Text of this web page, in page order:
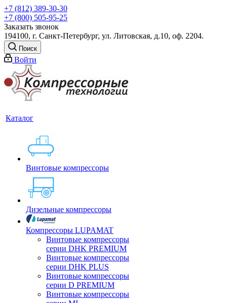
+7 (812) 389-30-30
+7 (800) 505-95-25
Заказать звонок
194100, г. Санкт-Петербург, ул. Литовская, д.10, оф. 2204.
Поиск
Войти
Каталог
Винтовые компрессоры
Дизельные компрессоры
Компрессоры LUPAMAT
Винтовые компрессоры
серии DHK PREMIUM
Винтовые компрессоры
серии DHK PLUS
Винтовые компрессоры
серии D PREMIUM
Винтовые компрессоры